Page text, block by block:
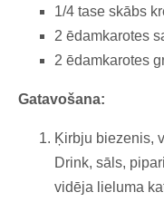
1/4 tase skābs
2 ēdamkarotes
2 ēdamkarotes
Gatavošana:
Ķirbju biezenis,
Drink, sāls,
vidēja lieluma